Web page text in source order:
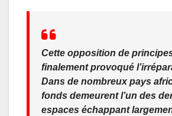
Cette opposition de
finalement provoqué
Dans de nombreux pays
fonds demeurent l’un des
espaces échappant